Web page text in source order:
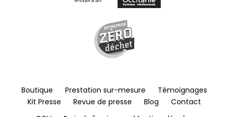
Boutique Prestation sur-mesure
Témoignages
Kit Presse
Revue de presse Blog
Contact